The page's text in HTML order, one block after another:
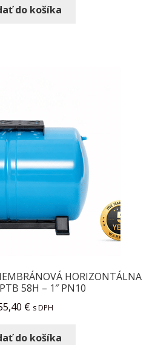
do košíka
HORIZONTÁLNA
58H – 1″ PN10
€ s DPH
do košíka